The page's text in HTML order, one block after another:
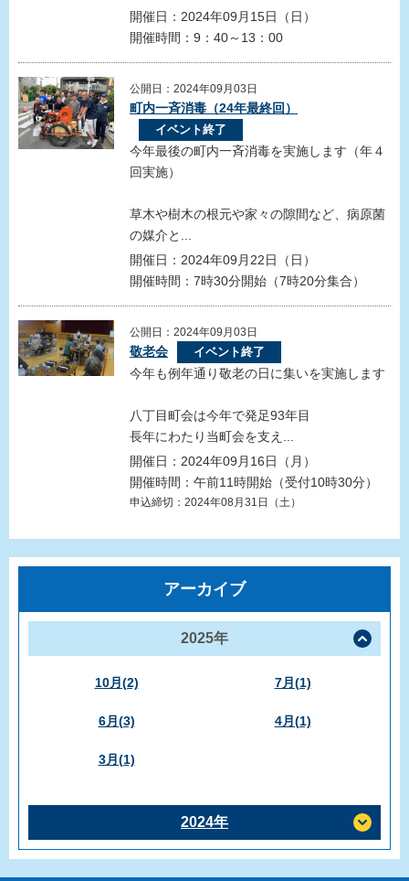
開催日：2024年09月15日（日）
開催時間：9：40～13：00
公開日：2024年09月03日
町内一斉消毒（24年最終回）
イベント終了
今年最後の町内一斉消毒を実施します（年４
回実施）
草木や樹木の根元や家々の隙間など、病原菌
の媒介と...
開催日：2024年09月22日（日）
開催時間：7時30分開始（7時20分集合）
公開日：2024年09月03日
敬老会 イベント終了
今年も例年通り敬老の日に集いを実施します
八丁目町会は今年で発足93年目
長年にわたり当町会を支え...
開催日：2024年09月16日（月）
開催時間：午前11時開始（受付10時30分）
申込締切：2024年08月31日（土）
アーカイブ
2025年
10月(2) 7月(1)
6月(3) 4月(1)
3月(1)
2024年